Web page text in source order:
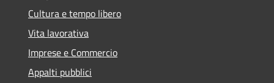
Cultura e tempo libero
Vita lavorativa
Imprese e Commercio
Appalti pubblici